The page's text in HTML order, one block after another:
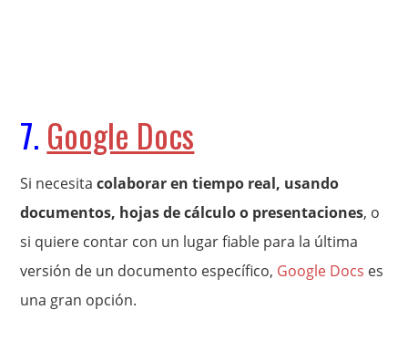
7. Google Docs
Si necesitacolaborar en tiempo real, usando
documentos, hojas de cálculo o presentaciones, o
si quiere contar con un lugar fiable para la última
versión de un documento específico, Google Docs es
una gran opción.